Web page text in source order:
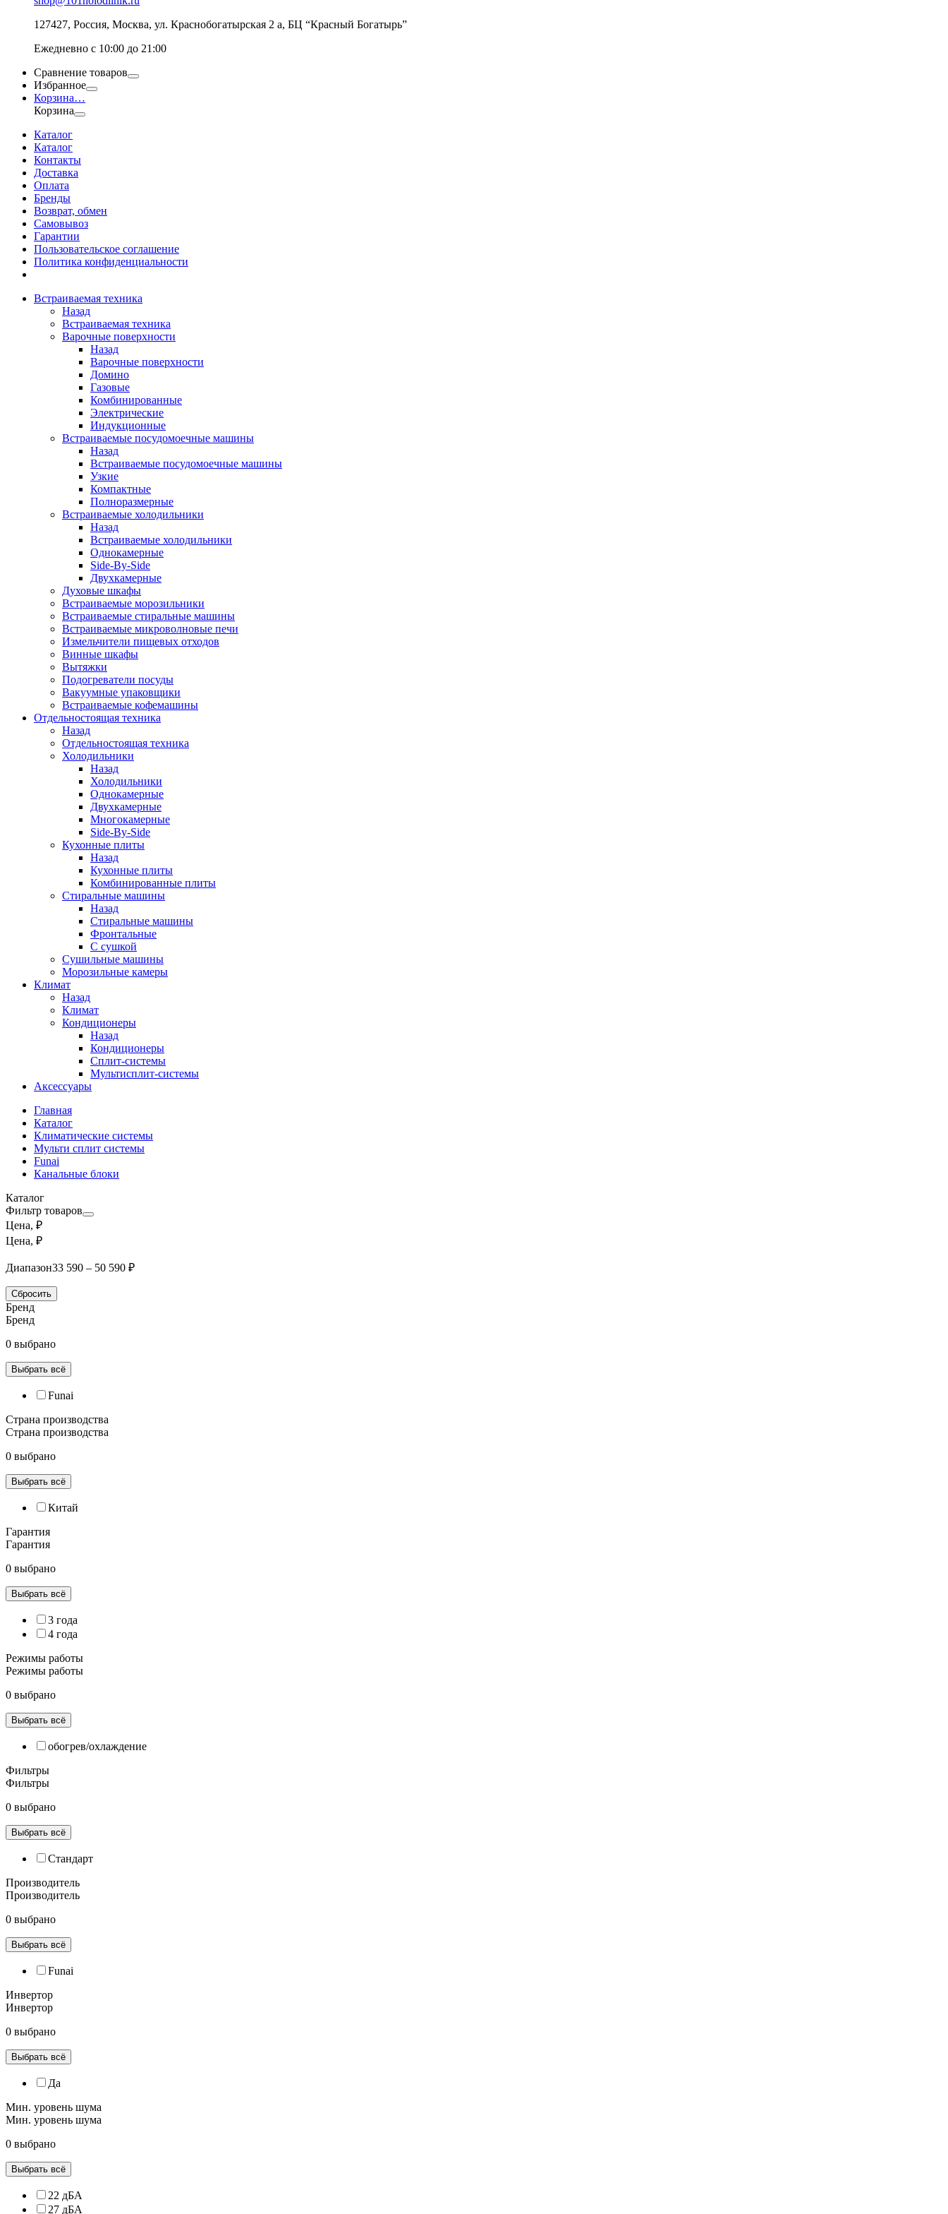
127427, Россия, Москва, ул. Краснобогатырская 2 а, БЦ “Красный Богатырь”
Ежедневно с 10:00 до 21:00
Сравнение товаров
Избранное
Корзина…
Корзина
Каталог
Каталог
Контакты
Доставка
Оплата
Бренды
Возврат, обмен
Самовывоз
Гарантии
Пользовательское соглашение
Политика конфиденциальности
Встраиваемая техника
Назад
Встраиваемая техника
Варочные поверхности
Назад
Варочные поверхности
Домино
Газовые
Комбинированные
Электрические
Индукционные
Встраиваемые посудомоечные машины
Назад
Встраиваемые посудомоечные машины
Узкие
Компактные
Полноразмерные
Встраиваемые холодильники
Назад
Встраиваемые холодильники
Однокамерные
Side-By-Side
Двухкамерные
Духовые шкафы
Встраиваемые морозильники
Встраиваемые стиральные машины
Встраиваемые микроволновые печи
Измельчители пищевых отходов
Винные шкафы
Вытяжки
Подогреватели посуды
Вакуумные упаковщики
Встраиваемые кофемашины
Отдельностоящая техника
Назад
Отдельностоящая техника
Холодильники
Назад
Холодильники
Однокамерные
Двухкамерные
Многокамерные
Side-By-Side
Кухонные плиты
Назад
Кухонные плиты
Комбинированные плиты
Стиральные машины
Назад
Стиральные машины
Фронтальные
С сушкой
Сушильные машины
Морозильные камеры
Климат
Назад
Климат
Кондиционеры
Назад
Кондиционеры
Сплит-системы
Мультисплит-системы
Аксессуары
Главная
Каталог
Климатические системы
Мульти сплит системы
Funai
Канальные блоки
Каталог
Фильтр товаров
Цена, ₽
Цена, ₽
Диапазон33 590 – 50 590 ₽
Сбросить
Бренд
Бренд
0 выбрано
Выбрать всё
Funai
Страна производства
Страна производства
0 выбрано
Выбрать всё
Китай
Гарантия
Гарантия
0 выбрано
Выбрать всё
3 года
4 года
Режимы работы
Режимы работы
0 выбрано
Выбрать всё
обогрев/охлаждение
Фильтры
Фильтры
0 выбрано
Выбрать всё
Cтандарт
Производитель
Производитель
0 выбрано
Выбрать всё
Funai
Инвертор
Инвертор
0 выбрано
Выбрать всё
Да
Мин. уровень шума
Мин. уровень шума
0 выбрано
Выбрать всё
22 дБА
27 дБА